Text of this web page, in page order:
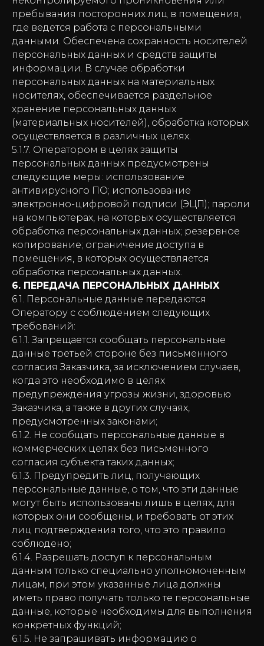
пребывания посторонних лиц в помещения,
где ведется работа с персональными
данными. Обеспечена сохранность носителей
персональных данных и средств защиты
информации. В случае обработки
персональных данных на материальных
носителях, обеспечивается раздельное
хранение персональных данных
(материальных носителей), обработка которых
осуществляется в различных целях.
5.1.7. Оператором в целях защиты
персональных данных предусмотрены
следующие меры: использование
антивирусного ПО; использование
электронно-цифровой подписи (ЭЦП); пароли
на компьютерах, на которых осуществляется
обработка персональных данных; резервное
копирование; ограничение доступа в
помещения, в которых осуществляется
обработка персональных данных.
6. ПЕРЕДАЧА ПЕРСОНАЛЬНЫХ ДАННЫХ
6.1. Персональные данные передаются
Оператору с соблюдением следующих
требований:
6.1.1. Запрещается сообщать персональные
данные третьей стороне без письменного
согласия Заказчика, за исключением случаев,
когда это необходимо в целях
предупреждения угрозы жизни, здоровью
Заказчика, а также в других случаях,
предусмотренных законами;
6.1.2. Не сообщать персональные данные в
коммерческих целях без письменного
согласия субъекта таких данных;
6.1.3. Предупредить лиц, получающих
персональные данные, о том, что эти данные
могут быть использованы лишь в целях, для
которых они сообщены, и требовать от этих
лиц подтверждения того, что это правило
соблюдено;
6.1.4. Разрешать доступ к персональным
данным только специально уполномоченным
лицам, при этом указанные лица должны
иметь право получать только те персональные
данные, которые необходимы для выполнения
конкретных функций;
6.1.5. Не запрашивать информацию о